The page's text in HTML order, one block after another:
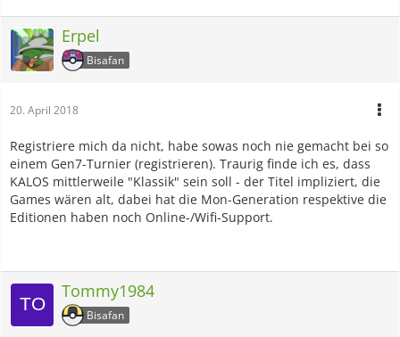
Erpel
Bisafan
20. April 2018
Registriere mich da nicht, habe sowas noch nie gemacht bei so
einem Gen7-Turnier (registrieren). Traurig finde ich es, dass
KALOS mittlerweile "Klassik" sein soll - der Titel impliziert, die
Games wären alt, dabei hat die Mon-Generation respektive die
Editionen haben noch Online-/Wifi-Support.
Tommy1984
Bisafan